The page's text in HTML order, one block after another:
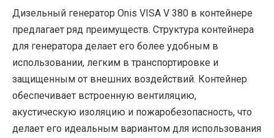
Дизельный генератор Onis VISA V 380 в контейнере
предлагает ряд преимуществ. Структура контейнера
для генератора делает его более удобным в
использовании, легким в транспортировке и
защищенным от внешних воздействий. Контейнер
обеспечивает встроенную вентиляцию,
акустическую изоляцию и пожаробезопасность, что
делает его идеальным вариантом для использования